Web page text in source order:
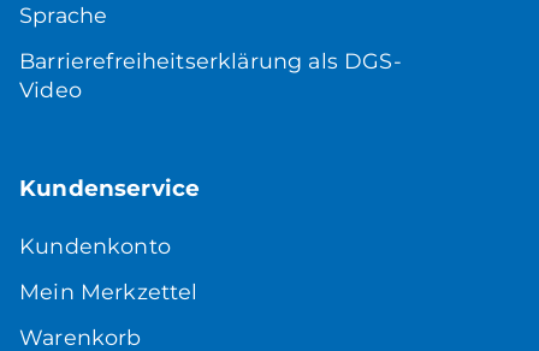
Sprache
Barrierefreiheitserklärung als DGS-
Video
Kundenservice
Kundenkonto
Mein Merkzettel
Warenkorb